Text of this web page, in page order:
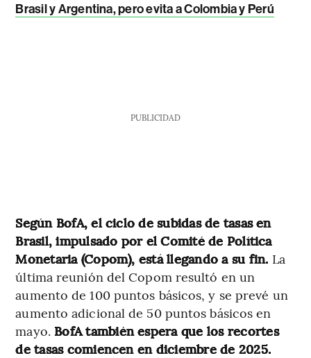
Brasil y Argentina, pero evita a Colombia y Perú
PUBLICIDAD
Según BofA, el ciclo de subidas de tasas en
Brasil, impulsado por el Comité de Política
Monetaria (Copom), está llegando a su fin. La
última reunión del Copom resultó en un
aumento de 100 puntos básicos, y se prevé un
aumento adicional de 50 puntos básicos en
mayo.BofA también espera que los recortes
de tasas comiencen en diciembre de 2025.